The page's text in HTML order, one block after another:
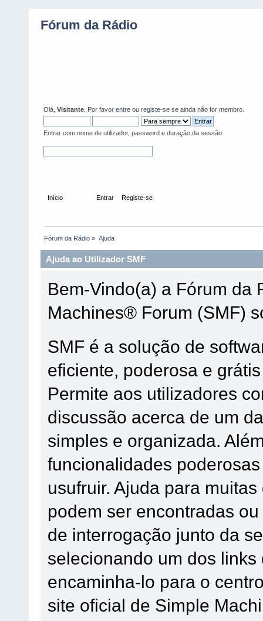
Fórum da Rádio
Olá, Visitante . Por favor entre ou registe-se se ainda não for membro.
Entrar com nome de utilizador, password e duração da sessão
Início Entrar Registe-se
Fórum da Rádio » Ajuda
Ajuda ao Utilizador SMF
Bem-Vindo(a) a Fórum da
Machines® Forum (SMF)
SMF é a solução de
eficiente, poderosa e
Permite aos utilizadores
discussão acerca de um
simples e organizada.
funcionalidades
usufruir. Ajuda para
podem ser encontradas
de interrogação junto da
selecionando um dos
encaminha-lo para o
site oficial de Simple